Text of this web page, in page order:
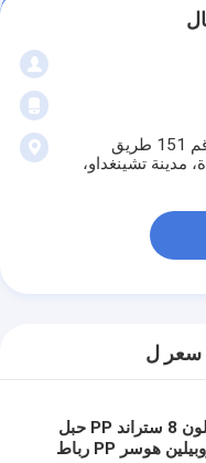
المبنى 13، حديقة ماكس للتكنولوجيا، رقم 151 طريق
مدينة تشينغداو،
سعر ل
أبيض اللون 8 ستراند PP حبل
بولي بروبيلين هوسر PP رباط